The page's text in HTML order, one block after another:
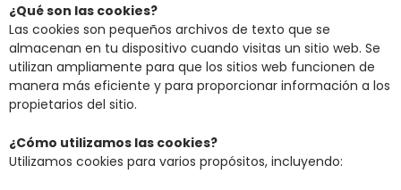
¿Qué son las cookies?
Las cookies son pequeños archivos de texto que se
almacenan en tu dispositivo cuando visitas un sitio web. Se
utilizan ampliamente para que los sitios web funcionen de
manera más eficiente y para proporcionar información a los
propietarios del sitio.
¿Cómo utilizamos las cookies?
Utilizamos cookies para varios propósitos, incluyendo: